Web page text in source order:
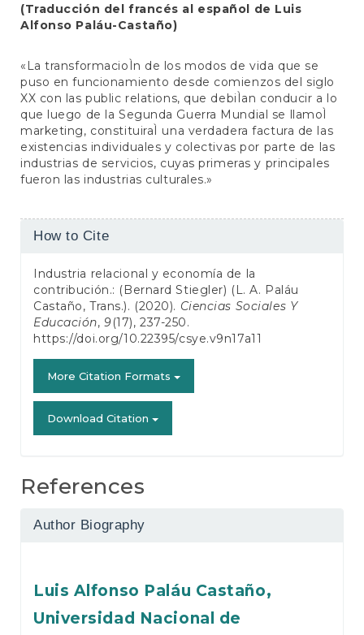
(Traducción del francés al español de Luis
Alfonso Paláu-Castaño)
«La transformacioÌn de los modos de vida que se
puso en funcionamiento desde comienzos del siglo
XX con las public relations, que debiÌan conducir a lo
que luego de la Segunda Guerra Mundial se llamoÌ
marketing, constituiraÌ una verdadera factura de las
existencias individuales y colectivas por parte de las
industrias de servicios, cuyas primeras y principales
fueron las industrias culturales.»
Article
How to Cite
Industria relacional y economía de la
contribución.: (Bernard Stiegler) (L. A. Paláu
Castaño, Trans.). (2020). Ciencias Sociales Y
Educación,9(17), 237-250.
https://doi.org/10.22395/csye.v9n17a11
More Citation Formats
Download Citation
References
Author Biography
Luis Alfonso Paláu Castaño,
Universidad Nacional de